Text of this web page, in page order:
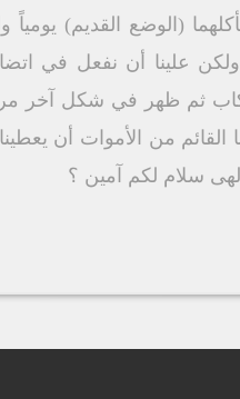
(الوضع القديم)
علينا أن نفعل في
نتوسل إلى المسيح إلهنا القائم من
سلام لكم آمین ؟